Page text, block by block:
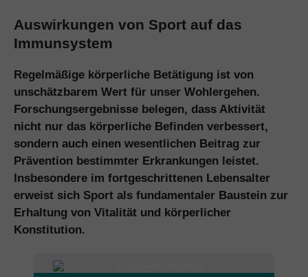
Auswirkungen von Sport auf das
Immunsystem
Regelmäßige körperliche Betätigung ist von
unschätzbarem Wert für unser Wohlergehen.
Forschungsergebnisse belegen, dass Aktivität
nicht nur das körperliche Befinden verbessert,
sondern auch einen wesentlichen Beitrag zur
Prävention bestimmter Erkrankungen leistet.
Insbesondere im fortgeschrittenen Lebensalter
erweist sich Sport als fundamentaler Baustein zur
Erhaltung von Vitalität und körperlicher
Konstitution.